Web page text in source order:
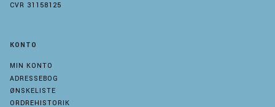
CVR 31158125
KONTO
MIN KONTO
ADRESSEBOG
ØNSKELISTE
ORDREHISTORIK